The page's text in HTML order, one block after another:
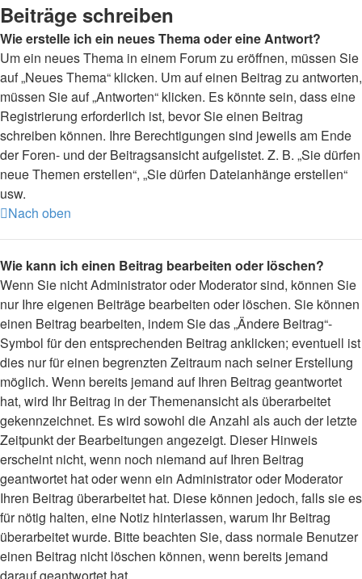
Beiträge schreiben
Wie erstelle ich ein neues Thema oder eine Antwort?
Um ein neues Thema in einem Forum zu eröffnen, müssen Sie
auf „Neues Thema“ klicken. Um auf einen Beitrag zu antworten,
müssen Sie auf „Antworten“ klicken. Es könnte sein, dass eine
Registrierung erforderlich ist, bevor Sie einen Beitrag
schreiben können. Ihre Berechtigungen sind jeweils am Ende
der Foren- und der Beitragsansicht aufgelistet. Z. B. „Sie dürfen
neue Themen erstellen“, „Sie dürfen Dateianhänge erstellen“
usw.
Nach oben
Wie kann ich einen Beitrag bearbeiten oder löschen?
Wenn Sie nicht Administrator oder Moderator sind, können Sie
nur Ihre eigenen Beiträge bearbeiten oder löschen. Sie können
einen Beitrag bearbeiten, indem Sie das „Ändere Beitrag“-
Symbol für den entsprechenden Beitrag anklicken; eventuell ist
dies nur für einen begrenzten Zeitraum nach seiner Erstellung
möglich. Wenn bereits jemand auf Ihren Beitrag geantwortet
hat, wird Ihr Beitrag in der Themenansicht als überarbeitet
gekennzeichnet. Es wird sowohl die Anzahl als auch der letzte
Zeitpunkt der Bearbeitungen angezeigt. Dieser Hinweis
erscheint nicht, wenn noch niemand auf Ihren Beitrag
geantwortet hat oder wenn ein Administrator oder Moderator
Ihren Beitrag überarbeitet hat. Diese können jedoch, falls sie es
für nötig halten, eine Notiz hinterlassen, warum Ihr Beitrag
überarbeitet wurde. Bitte beachten Sie, dass normale Benutzer
einen Beitrag nicht löschen können, wenn bereits jemand